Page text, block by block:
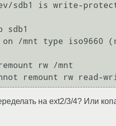
sdb1 is write-
sdb1
on /mnt type iso9660
rw /mnt
на ext2/3/4? Или